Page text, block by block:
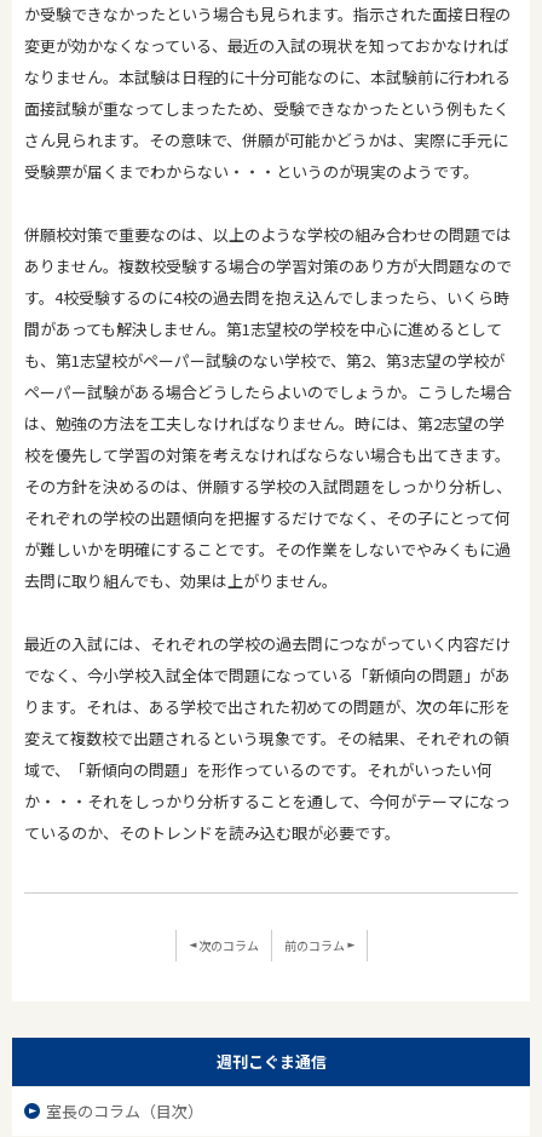
か受験できなかったという場合も見られます。指示された面接日程の
変更が効かなくなっている、最近の入試の現状を知っておかなければ
なりません。本試験は日程的に十分可能なのに、本試験前に行われる
面接試験が重なってしまったため、受験できなかったという例もたく
さん見られます。その意味で、併願が可能かどうかは、実際に手元に
受験票が届くまでわからない・・・というのが現実のようです。
併願校対策で重要なのは、以上のような学校の組み合わせの問題では
ありません。複数校受験する場合の学習対策のあり方が大問題なので
す。4校受験するのに4校の過去問を抱え込んでしまったら、いくら時
間があっても解決しません。第1志望校の学校を中心に進めるとして
も、第1志望校がペーパー試験のない学校で、第2、第3志望の学校が
ペーパー試験がある場合どうしたらよいのでしょうか。こうした場合
は、勉強の方法を工夫しなければなりません。時には、第2志望の学
校を優先して学習の対策を考えなければならない場合も出てきます。
その方針を決めるのは、併願する学校の入試問題をしっかり分析し、
それぞれの学校の出題傾向を把握するだけでなく、その子にとって何
が難しいかを明確にすることです。その作業をしないでやみくもに過
去問に取り組んでも、効果は上がりません。
最近の入試には、それぞれの学校の過去問につながっていく内容だけ
でなく、今小学校入試全体で問題になっている「新傾向の問題」があ
ります。それは、ある学校で出された初めての問題が、次の年に形を
変えて複数校で出題されるという現象です。その結果、それぞれの領
域で、「新傾向の問題」を形作っているのです。それがいったい何
か・・・それをしっかり分析することを通して、今何がテーマになっ
ているのか、そのトレンドを読み込む眼が必要です。
次のコラム 前のコラム
週刊こぐま通信
室長のコラム（目次）